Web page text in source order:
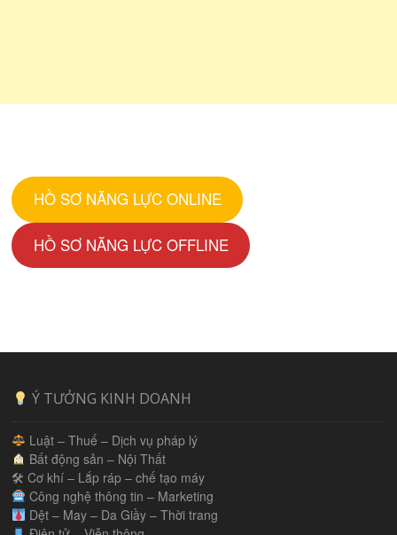
HỒ SƠ NĂNG LỰC ONLINE
HỒ SƠ NĂNG LỰC OFFLINE
Ý TƯỞNG KINH DOANH
Luật – Thuế – Dịch vụ pháp lý
Bất động sản – Nội Thất
🛠 Cơ khí – Lắp ráp – chế tạo máy
Công nghệ thông tin – Marketing
Dệt – May – Da Giầy – Thời trang